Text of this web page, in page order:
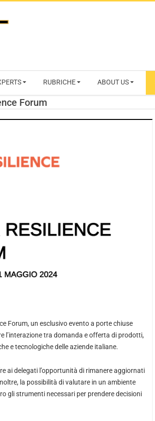
RUBRICHE ABOUT US
Forum
Forum, un esclusivo evento a porte chiuse
tra domanda e offerta di prodotti,
e tecnologiche delle aziende italiane.
ai delegati l’opportunità di rimanere aggiornati
la possibilità di valutare in un ambiente
gli strumenti necessari per prendere decisioni